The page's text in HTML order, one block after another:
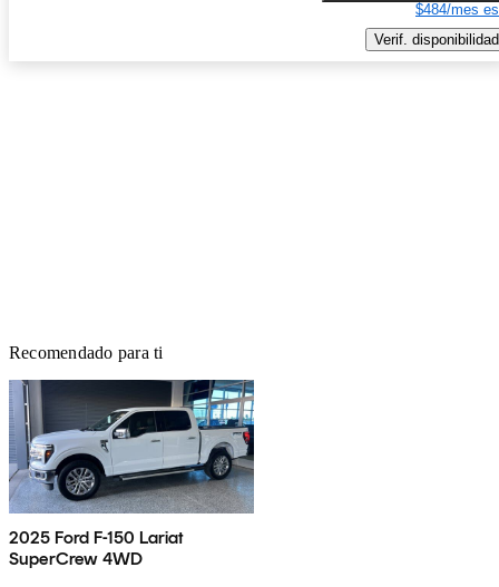
$484/mes
Verif. disponibilidad
Recomendado para ti
2025 Ford F-150 Lariat
SuperCrew 4WD